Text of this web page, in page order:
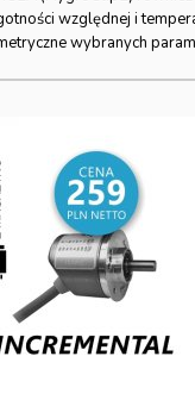
względnej i
wybranych